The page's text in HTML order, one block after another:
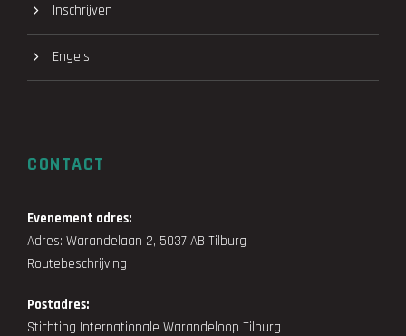
Inschrijven
Engels
CONTACT
Evenement adres:
Adres: Warandelaan 2, 5037 AB Tilburg
Routebeschrijving
Postadres:
Stichting Internationale Warandeloop Tilburg